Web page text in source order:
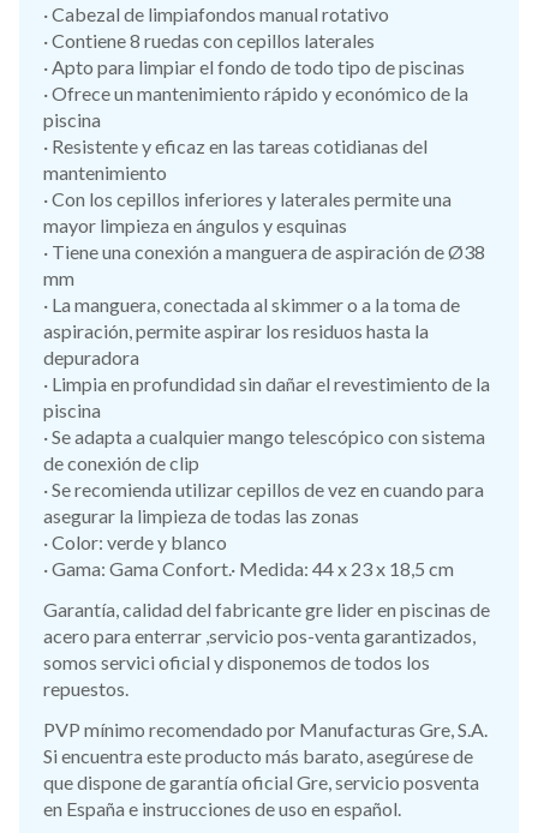
· Cabezal de limpiafondos manual rotativo
· Contiene 8 ruedas con cepillos laterales
· Apto para limpiar el fondo de todo tipo de piscinas
· Ofrece un mantenimiento rápido y económico de la
piscina
· Resistente y eficaz en las tareas cotidianas del
mantenimiento
· Con los cepillos inferiores y laterales permite una
mayor limpieza en ángulos y esquinas
· Tiene una conexión a manguera de aspiración de Ø38
mm
· La manguera, conectada al skimmer o a la toma de
aspiración, permite aspirar los residuos hasta la
depuradora
· Limpia en profundidad sin dañar el revestimiento de la
piscina
· Se adapta a cualquier mango telescópico con sistema
de conexión de clip
· Se recomienda utilizar cepillos de vez en cuando para
asegurar la limpieza de todas las zonas
· Color: verde y blanco
· Gama: Gama Confort.· Medida: 44 x 23 x 18,5 cm
Garantía, calidad del fabricante gre lider en piscinas de
acero para enterrar ,servicio pos-venta garantizados,
somos servici oficial y disponemos de todos los
repuestos.
PVP mínimo recomendado por Manufacturas Gre, S.A.
Si encuentra este producto más barato, asegúrese de
que dispone de garantía oficial Gre, servicio posventa
en España e instrucciones de uso en español.